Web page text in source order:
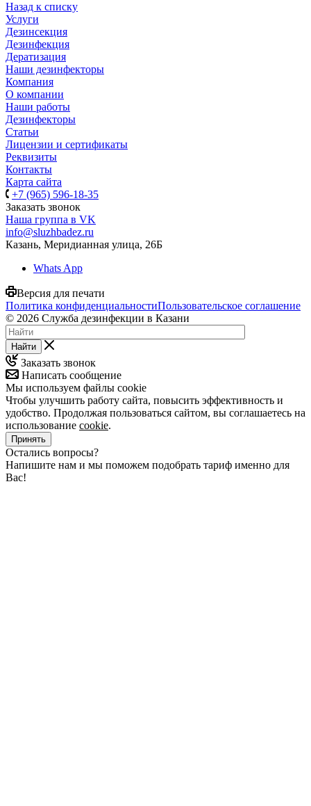
Назад к списку
Услуги
Дезинсекция
Дезинфекция
Дератизация
Наши дезинфекторы
Компания
О компании
Наши работы
Дезинфекторы
Статьи
Лицензии и сертификаты
Реквизиты
Контакты
Карта сайта
+7 (965) 596-18-35
Заказать звонок
Наша группа в VK
info@sluzhbadez.ru
Казань, Меридианная улица, 26Б
Whats App
Версия для печати
Политика конфиденциальностиПользовательское соглашение
© 2026 Служба дезинфекции в Казани
Найти
Заказать звонок
Написать сообщение
Мы используем файлы cookie
Чтобы улучшить работу сайта, повысить эффективность и
удобство. Продолжая пользоваться сайтом, вы соглашаетесь на
использование cookie.
Принять
Остались вопросы?
Напишите нам и мы поможем подобрать тариф именно для
Вас!